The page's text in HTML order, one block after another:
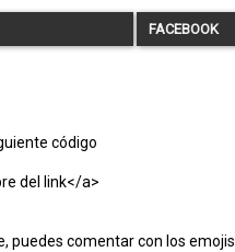
FACEBOOK
código
del link</a>
puedes comentar con los emojis